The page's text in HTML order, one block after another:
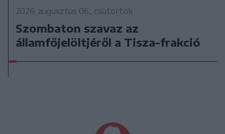
2026. augusztus 06., csütörtök
Szombaton szavaz az
államfőjelöltjéről a Tisza-frakció